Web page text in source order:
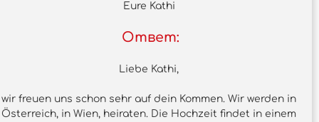
Eure Kathi
Ответ:
Liebe Kathi,
wir freuen uns schon sehr auf dein Kommen. Wir werden in
Österreich, in Wien, heiraten. Die Hochzeit findet in einem